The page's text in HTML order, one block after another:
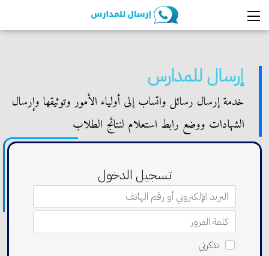
إرسال للمدارس
خدمة إرسال رسائل واتساب إلى أولياء الأمور وتوثيقها وإرسال
الشهادات ووضع رابط استعلام لنتائج الطلاب
تسجيل الدخول
تذكرني